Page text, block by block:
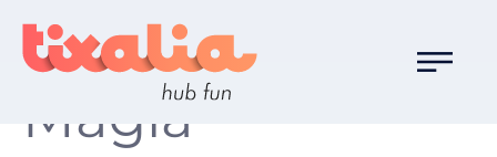
Familia de Ocio:
Magia